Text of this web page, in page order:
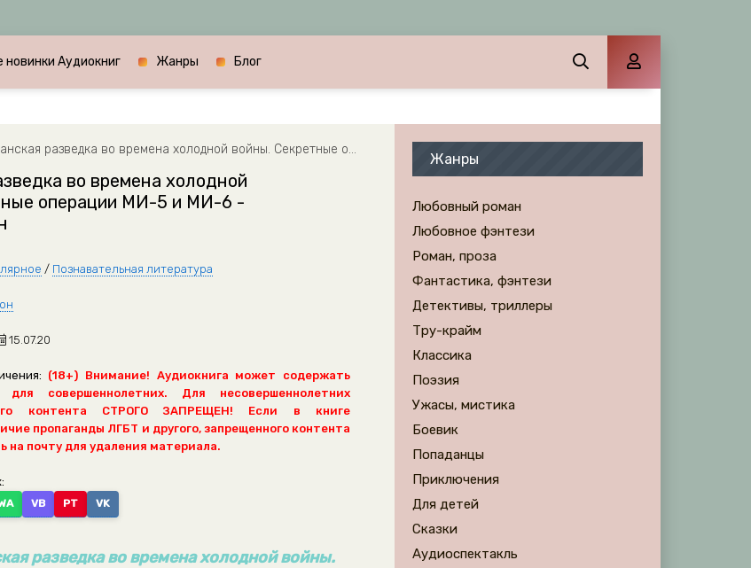
новинки Аудиокниг Жанры Блог
разведка во времена холодной войны. Секретные операции МИ-5 и МИ-6 - Колдер Уолтон
во времена холодной
операции МИ-5 и МИ-6 -
/ Познавательная литература
15.07.20
(18+) Внимание! Аудиокнига может содержать
для совершеннолетних. Для несовершеннолетних
контента СТРОГО ЗАПРЕЩЕН! Если в книге
пропаганды ЛГБТ и другого, запрещенного контента
на почту для удаления материала.
VB PT VK
разведка во времена холодной войны.
Жанры
Любовный роман
Любовное фэнтези
Роман, проза
Фантастика, фэнтези
Детективы, триллеры
Тру-крайм
Классика
Поэзия
Ужасы, мистика
Боевик
Попаданцы
Приключения
Для детей
Сказки
Аудиоспектакль